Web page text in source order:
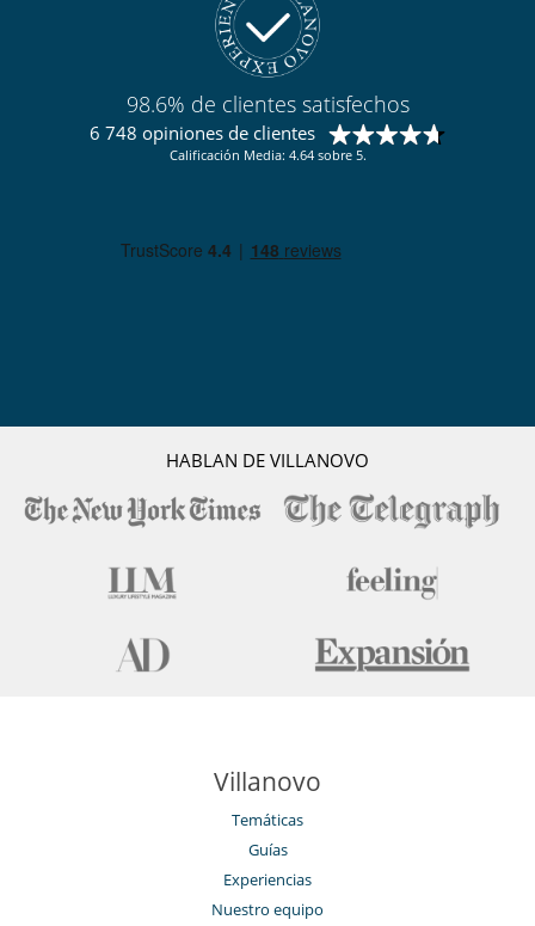
98.6% de clientes satisfechos
6 748 opiniones de clientes
Calificación Media: 4.64 sobre 5.
HABLAN DE VILLANOVO
Villanovo
Temáticas
Guías
Experiencias
Nuestro equipo